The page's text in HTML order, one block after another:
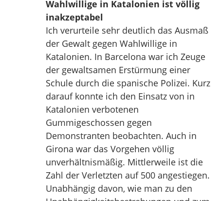
Wahlwillige in Katalonien ist völlig
inakzeptabel
Ich verurteile sehr deutlich das Ausmaß
der Gewalt gegen Wahlwillige in
Katalonien. In Barcelona war ich Zeuge
der gewaltsamen Erstürmung einer
Schule durch die spanische Polizei. Kurz
darauf konnte ich den Einsatz von in
Katalonien verbotenen
Gummigeschossen gegen
Demonstranten beobachten. Auch in
Girona war das Vorgehen völlig
unverhältnismäßig. Mittlerweile ist die
Zahl der Verletzten auf 500 angestiegen.
Unabhängig davon, wie man zu den